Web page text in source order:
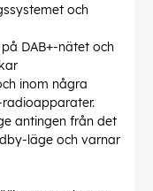
och
DAB+-nätet och
inom några
radioapparater.
antingen från det
läge och varnar